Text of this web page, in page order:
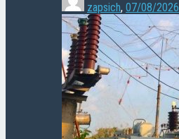
zapsich, 07/08/2026